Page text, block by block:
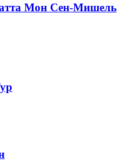
Мон Сен-Мишель